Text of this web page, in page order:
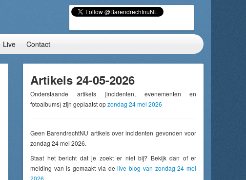
Live Contact
Artikels 24-05-2026
Onderstaande artikels (incidenten, evenementen en
fotoalbums) zijn geplaatst opzondag 24 mei 2026
Geen BarendrechtNU artikels over incidenten gevonden voor
zondag 24 mei 2026.
Staat het bericht dat je zoekt er niet bij? Bekijk dan of er
melding van is gemaakt via delive blog van zondag 24 mei
2026